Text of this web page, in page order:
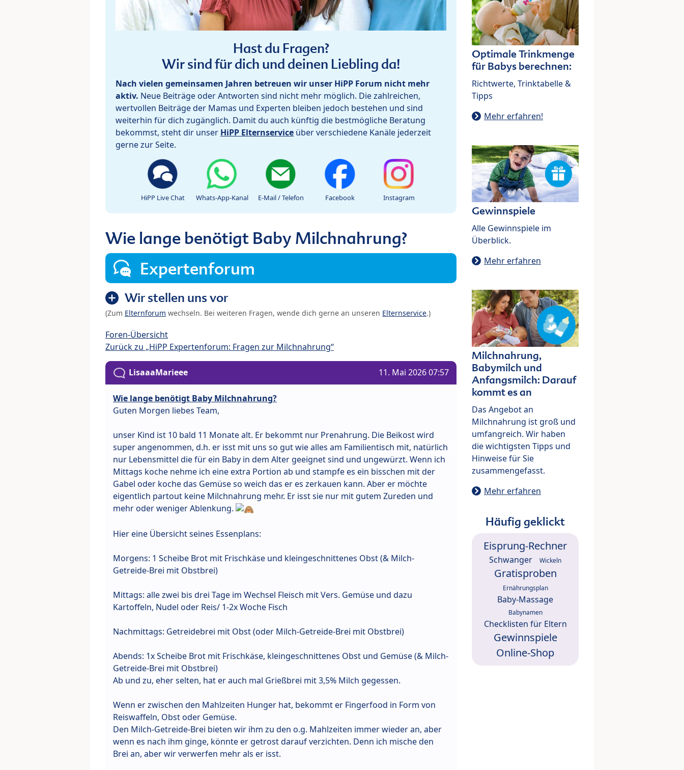
Hast du Fragen?
Wir sind für dich und deinen Liebling da!
Nach vielen gemeinsamen Jahren betreuen wir unser HiPP Forum nicht mehr
aktiv. Neue Beiträge oder Antworten sind nicht mehr möglich. Die zahlreichen,
wertvollen Beiträge der Mamas und Experten bleiben jedoch bestehen und sind
weiterhin für dich zugänglich. Damit du auch künftig die bestmögliche Beratung
bekommst, steht dir unser HiPP Elternservice über verschiedene Kanäle jederzeit
gerne zur Seite.
HiPP Live Chat Whats-App-Kanal E-Mail / Telefon Facebook Instagram
Wie lange benötigt Baby Milchnahrung?
Expertenforum
Wir stellen uns vor
(Zum Elternforum wechseln. Bei weiteren Fragen, wende dich gerne an unseren Elternservice.)
Foren-Übersicht
Zurück zu „HiPP Expertenforum: Fragen zur Milchnahrung“
LisaaaMarieee 11. Mai 2026 07:57
Wie lange benötigt Baby Milchnahrung?
Guten Morgen liebes Team,
unser Kind ist 10 bald 11 Monate alt. Er bekommt nur Prenahrung. Die Beikost wird
super angenommen, d.h. er isst mit uns so gut wie alles am Familientisch mit, natürlich
nur Lebensmittel die für ein Baby in dem Alter geeignet sind und ungewürzt. Wenn ich
Mittags koche nehme ich eine extra Portion ab und stampfe es ein bisschen mit der
Gabel oder koche das Gemüse so weich das er es zerkauen kann. Aber er möchte
eigentlich partout keine Milchnahrung mehr. Er isst sie nur mit gutem Zureden und
mehr oder weniger Ablenkung.
Hier eine Übersicht seines Essenplans:
Morgens: 1 Scheibe Brot mit Frischkäse und kleingeschnittenes Obst (& Milch-
Getreide-Brei mit Obstbrei)
Mittags: alle zwei bis drei Tage im Wechsel Fleisch mit Vers. Gemüse und dazu
Kartoffeln, Nudel oder Reis/ 1-2x Woche Fisch
Nachmittags: Getreidebrei mit Obst (oder Milch-Getreide-Brei mit Obstbrei)
Abends: 1x Scheibe Brot mit Frischkäse, kleingeschnittenes Obst und Gemüse (& Milch-
Getreide-Brei mit Obstbrei)
Ab und zu, eher selten, hat er auch mal Grießbrei mit 3,5% Milch gegessen.
Wenn er zwischen den Mahlzeiten Hunger hat, bekommt er Fingerfood in Form von
Reiswaffeln, Obst oder Gemüse.
Den Milch-Getreide-Brei bieten wir ihm zu den o.g. Mahlzeiten immer wieder an, aber
wenn es nach ihm ginge, könnte er getrost darauf verzichten. Denn ich mische den
Brei an, aber wir verwerfen mehr als er isst.
Optimale Trinkmenge
für Babys berechnen:
Richtwerte, Trinktabelle &
Tipps
Mehr erfahren!
Gewinnspiele
Alle Gewinnspiele im
Überblick.
Mehr erfahren
Milchnahrung,
Babymilch und
Anfangsmilch: Darauf
kommt es an
Das Angebot an
Milchnahrung ist groß und
umfangreich. Wir haben
die wichtigsten Tipps und
Hinweise für Sie
zusammengefasst.
Mehr erfahren
Häufig geklickt
Eisprung-Rechner
Schwanger Wickeln
Gratisproben
Ernährungsplan
Baby-Massage
Babynamen
Checklisten für Eltern
Gewinnspiele
Online-Shop